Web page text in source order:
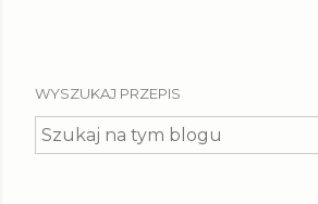
WYSZUKAJ PRZEPIS